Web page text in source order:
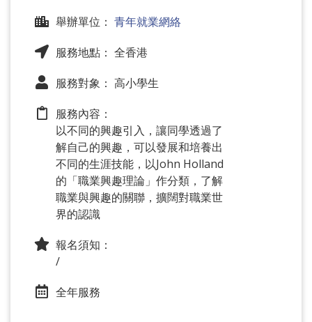
舉辦單位： 青年就業網絡
服務地點： 全香港
服務對象： 高小學生
服務內容：
以不同的興趣引入，讓同學透過了
解自己的興趣，可以發展和培養出
不同的生涯技能，以John Holland
的「職業興趣理論」作分類，了解
職業與興趣的關聯，擴闊對職業世
界的認識
報名須知：
/
全年服務